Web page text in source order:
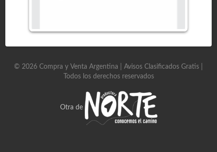
© 2026 Compra y Venta Argentina | Avisos Clasificados Gratis
Todos los derechos reservados
Otra de